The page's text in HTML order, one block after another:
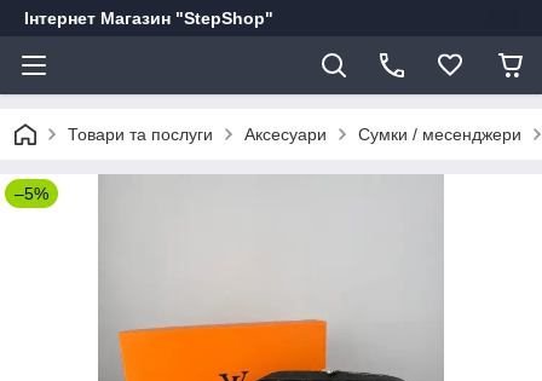
Інтернет Магазин "StepShop"
Товари та послуги Аксесуари Сумки / месенджери
–5%